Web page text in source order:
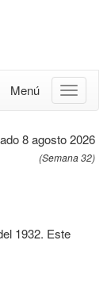
Menú
8 agosto 2026
(Semana 32)
1932. Este